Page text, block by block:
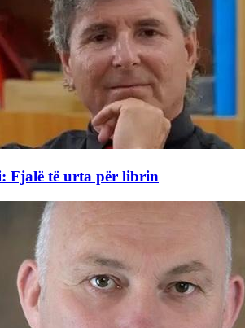
Fjalë të urta për librin